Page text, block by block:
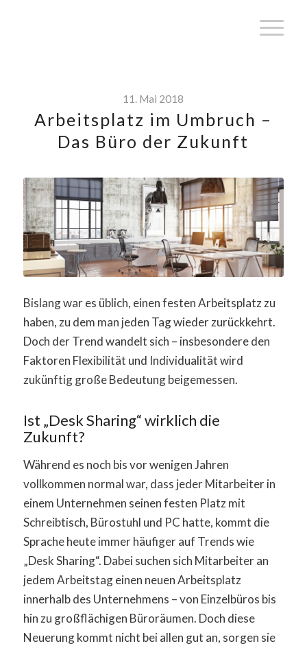
11. Mai 2018
Arbeitsplatz im Umbruch –
Das Büro der Zukunft
Bislang war es üblich, einen festen Arbeitsplatz zu
haben, zu dem man jeden Tag wieder zurückkehrt.
Doch der Trend wandelt sich – insbesondere den
Faktoren Flexibilität und Individualität wird
zukünftig große Bedeutung beigemessen.
Ist „Desk Sharing“ wirklich die
Zukunft?
Während es noch bis vor wenigen Jahren
vollkommen normal war, dass jeder Mitarbeiter in
einem Unternehmen seinen festen Platz mit
Schreibtisch, Bürostuhl und PC hatte, kommt die
Sprache heute immer häufiger auf Trends wie
„Desk Sharing“. Dabei suchen sich Mitarbeiter an
jedem Arbeitstag einen neuen Arbeitsplatz
innerhalb des Unternehmens – von Einzelbüros bis
hin zu großflächigen Büroräumen. Doch diese
Neuerung kommt nicht bei allen gut an, sorgen sie